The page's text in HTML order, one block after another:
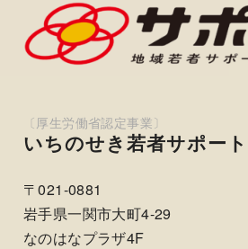
いちのせき若者サポー
〒021-0881
岩手県一関市大町4-29
なのはなプラザ4F